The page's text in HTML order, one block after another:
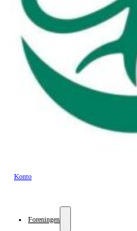
Konto
Foreningen